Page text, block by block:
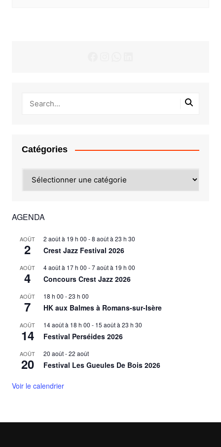
Catégories
AGENDA
AOÛT
2
2 août à 19 h 00 -8 août à 23 h 30
Crest Jazz Festival 2026
AOÛT
4
4 août à 17 h 00 -7 août à 19 h 00
Concours Crest Jazz 2026
AOÛT
7
18 h 00 -23 h 00
HK aux Balmes à Romans-sur-Isère
AOÛT
14
14 août à 18 h 00 - 15 août à 23 h 30
Festival Perséides 2026
AOÛT
20
20 août-22 août
Festival Les Gueules De Bois 2026
Voir le calendrier